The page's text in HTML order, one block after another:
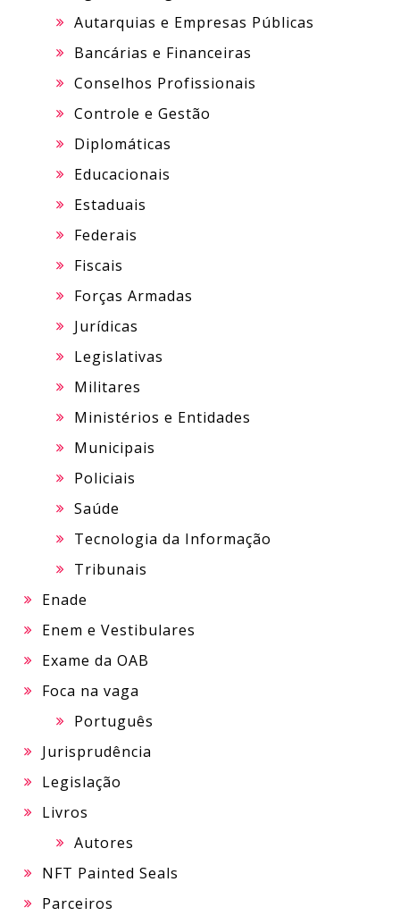
Autarquias e Empresas Públicas
Bancárias e Financeiras
Conselhos Profissionais
Controle e Gestão
Diplomáticas
Educacionais
Estaduais
Federais
Fiscais
Forças Armadas
Jurídicas
Legislativas
Militares
Ministérios e Entidades
Municipais
Policiais
Saúde
Tecnologia da Informação
Tribunais
Enade
Enem e Vestibulares
Exame da OAB
Foca na vaga
Português
Jurisprudência
Legislação
Livros
Autores
NFT Painted Seals
Parceiros